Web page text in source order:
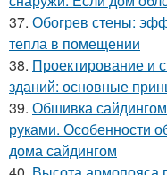
37. Обогрев стены:
тепла в помещении
38. Проектирование и
зданий: основные
39. Обшивка
руками. Особенности
дома сайдингом